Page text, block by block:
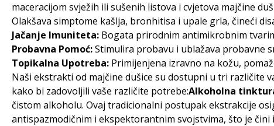
maceracijom svježih ili sušenih listova i cvjetova majčine
Olakšava simptome kašlja, bronhitisa i upale grla, čineći
Jačanje Imuniteta: Bogata prirodnim antimikrobnim
Probavna Pomoć:Stimulira probavu i ublažava probavne
Topikalna Upotreba: Primijenjena izravno na kožu,
Naši ekstrakti od majčine dušice su dostupni u tri različite
kako bi zadovoljili vaše različite potrebe:Alkoholna
čistom alkoholu. Ovaj tradicionalni postupak ekstrakcije
antispazmodičnim i ekspektorantnim svojstvima, što je